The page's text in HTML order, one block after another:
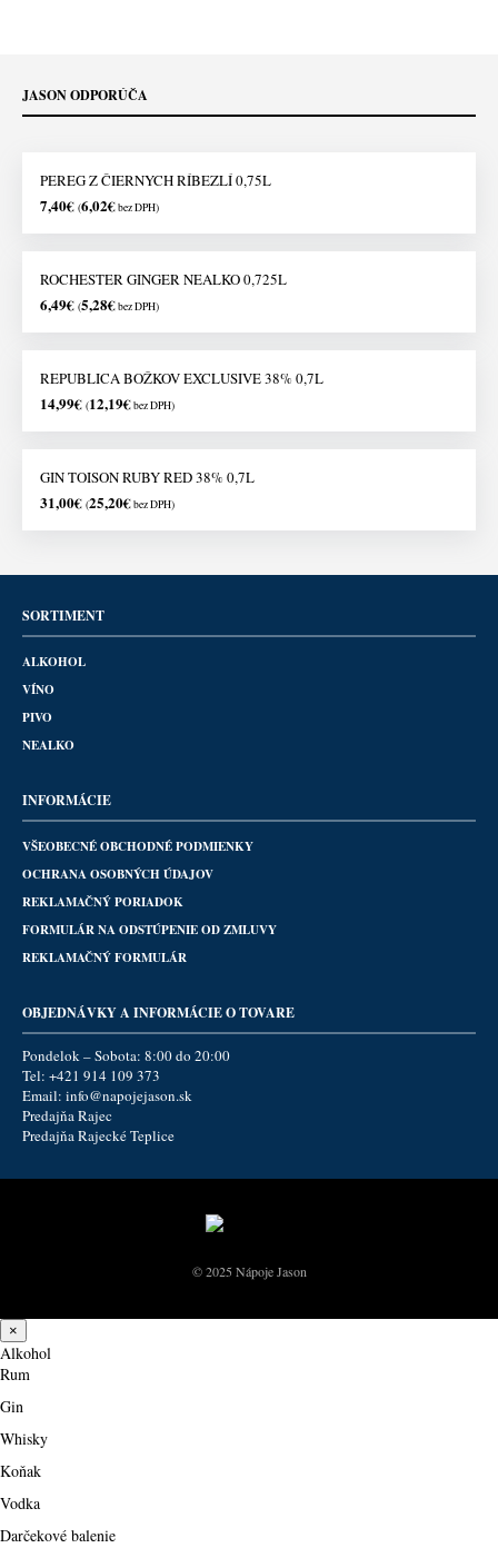
JASON ODPORÚČA
PEREG Z ČIERNYCH RÍBEZLÍ 0,75L
7,40€ (6,02€bez DPH)
ROCHESTER GINGER NEALKO 0,725L
6,49€ (5,28€bez DPH)
REPUBLICA BOŽKOV EXCLUSIVE 38% 0,7L
14,99€ (12,19€bez DPH)
GIN TOISON RUBY RED 38% 0,7L
31,00€ (25,20€bez DPH)
SORTIMENT
ALKOHOL
VÍNO
PIVO
NEALKO
INFORMÁCIE
VŠEOBECNÉ OBCHODNÉ PODMIENKY
OCHRANA OSOBNÝCH ÚDAJOV
REKLAMAČNÝ PORIADOK
FORMULÁR NA ODSTÚPENIE OD ZMLUVY
REKLAMAČNÝ FORMULÁR
OBJEDNÁVKY A INFORMÁCIE O TOVARE
Pondelok – Sobota: 8:00 do 20:00
Tel: +421 914 109 373
Email: info@napojejason.sk
Predajňa Rajec
Predajňa Rajecké Teplice
© 2025 Nápoje Jason
×
Alkohol
Rum
Gin
Whisky
Koňak
Vodka
Darčekové balenie